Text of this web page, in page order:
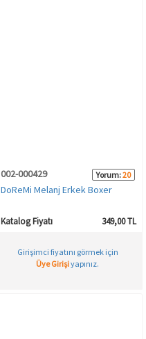
002-000429 Yorum:20
DoReMi Melanj Erkek Boxer
Katalog Fiyatı 349,00 TL
Girişimci fiyatını görmek için
Üye Girişiyapınız.